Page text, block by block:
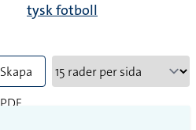
tysk fotboll
Skapa
PDF